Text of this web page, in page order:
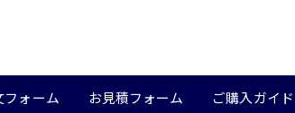
フォーム お見積フォーム ご購入ガイド